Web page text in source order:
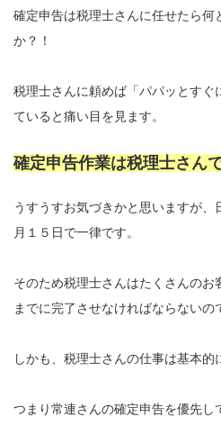
確定申告は税理士さんに任せたら何
か？！
税理士さんに頼めば「パパッとすぐ
ていると痛い目を見ます。
確定申告作業は税理士さん
うすうすお気づきかと思いますが、
月１５日で一律です。
そのため税理士さんはたくさんのお
までに完了させなければならないの
しかも、税理士さんの仕事は基本的
つまり常連さんの確定申告を優先し